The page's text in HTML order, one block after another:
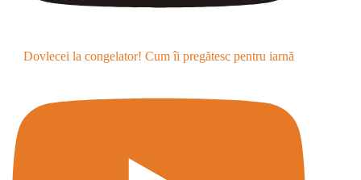
Dovlecei la congelator! Cum îi pregătesc pentru iarnă